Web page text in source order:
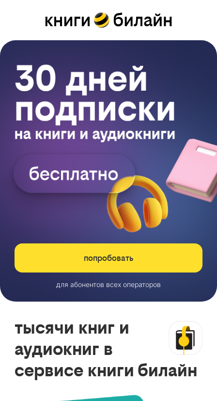
попробовать
для абонентов всех операторов
тысячи книг и
аудиокниг в
сервисе книги билайн